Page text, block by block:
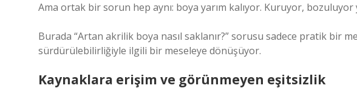
Ama ortak bir sorun hep aynı: boya yarım kalıyor. Kuruyor, bozuluyor
Burada “Artan akrilik boya nasıl saklanır?” sorusu sadece pratik bir
sürdürülebilirliğiyle ilgili bir meseleye dönüşüyor.
Kaynaklara erişim ve görünmeyen eşitsizlik